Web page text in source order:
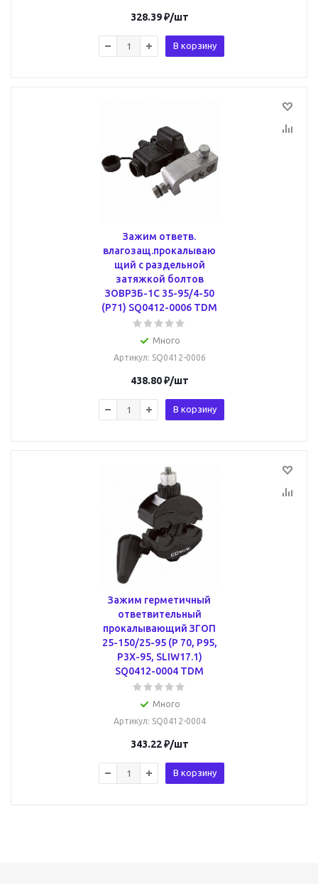
328.39₽/шт
В корзину
Зажим ответв.
влагозащ.прокалываю
щий с раздельной
затяжкой болтов
ЗОВРЗБ-1С 35-95/4-50
(Р71) SQ0412-0006 TDM
Много
Артикул: SQ0412-0006
438.80₽/шт
В корзину
Зажим герметичный
ответвительный
прокалывающий ЗГОП
25-150/25-95 (P 70, P95,
P3X-95, SLIW17.1)
SQ0412-0004 TDM
Много
Артикул: SQ0412-0004
343.22₽/шт
В корзину